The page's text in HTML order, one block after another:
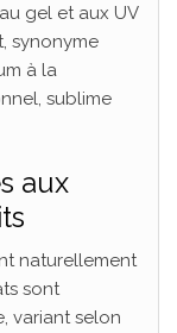
gel et aux UV
synonyme
à la
sublime
aux
naturellement
sont
variant selon